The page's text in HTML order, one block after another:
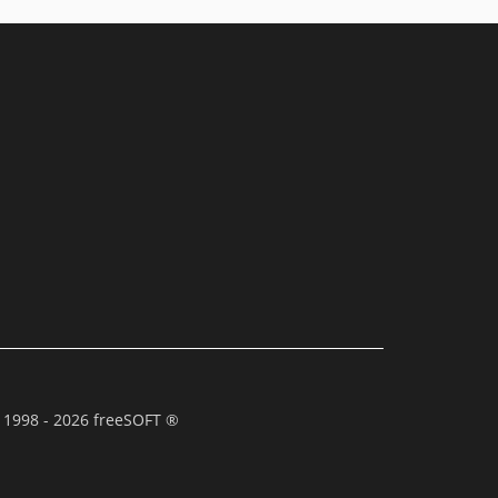
- 2026 freeSOFT ®